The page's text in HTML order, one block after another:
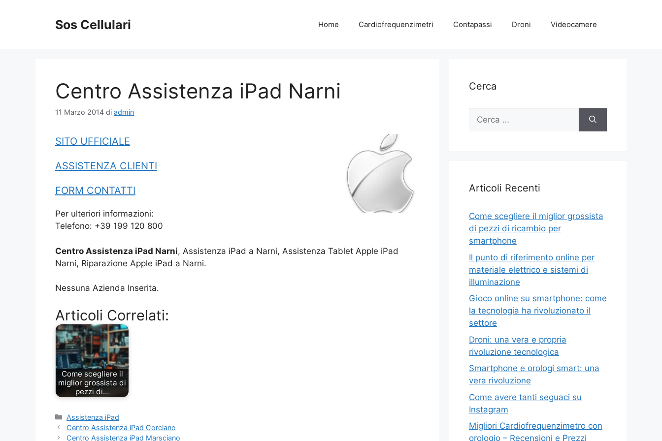
Sos Cellulari Home Cardiofrequenzimetri Contapassi Droni Videocamere
Centro Assistenza iPad Narni
11 Marzo 2014 di admin
SITO UFFICIALE
ASSISTENZA CLIENTI
FORM CONTATTI
Per ulteriori informazioni:
Telefono: +39 199 120 800
Centro Assistenza iPad Narni, Assistenza iPad a Narni, Assistenza Tablet Apple iPad
Narni, Riparazione Apple iPad a Narni.
Nessuna Azienda Inserita.
Articoli Correlati:
Come scegliere il
miglior grossista di
pezzi di…
Categorie
Assistenza iPad
Centro Assistenza iPad Corciano
Centro Assistenza iPad Marsciano
Cerca
Ricerca
Articoli Recenti
Come scegliere il miglior grossista
di pezzi di ricambio per
smartphone
Il punto di riferimento online per
materiale elettrico e sistemi di
illuminazione
Gioco online su smartphone: come
la tecnologia ha rivoluzionato il
settore
Droni: una vera e propria
rivoluzione tecnologica
Smartphone e orologi smart: una
vera rivoluzione
Come avere tanti seguaci su
Instagram
Migliori Cardiofrequenzimetro con
orologio – Recensioni e Prezzi